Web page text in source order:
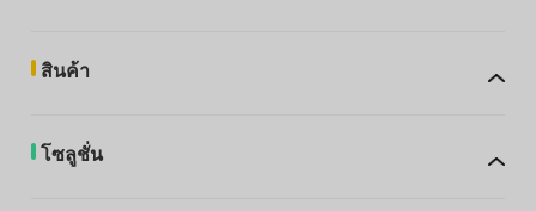
สินค้า
โซลูชั่น